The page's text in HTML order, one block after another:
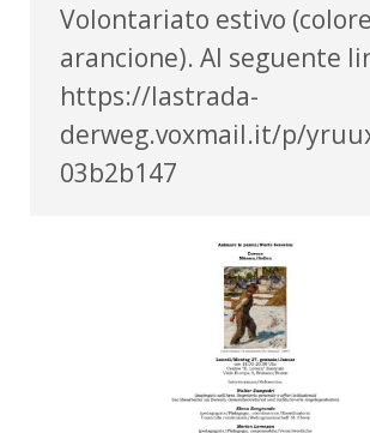
Volontariato estivo (colore
arancione). Al seguente
https://lastrada-
derweg.voxmail.it/p/
03b2b147